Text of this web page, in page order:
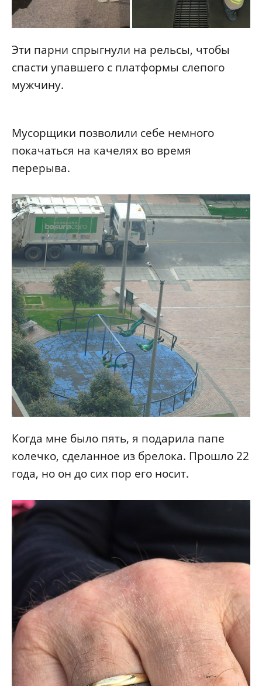
Эти парни спрыгнули на рельсы, чтобы
спасти упавшего с платформы слепого
мужчину.
Мусорщики позволили себе немного
покачаться на качелях во время
перерыва.
Когда мне было пять, я подарила папе
колечко, сделанное из брелока. Прошло 22
года, но он до сих пор его носит.